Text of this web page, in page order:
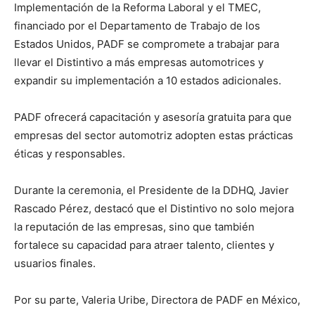
Implementación de la Reforma Laboral y el TMEC,
financiado por el Departamento de Trabajo de los
Estados Unidos, PADF se compromete a trabajar para
llevar el Distintivo a más empresas automotrices y
expandir su implementación a 10 estados adicionales.
PADF ofrecerá capacitación y asesoría gratuita para que
empresas del sector automotriz adopten estas prácticas
éticas y responsables.
Durante la ceremonia, el Presidente de la DDHQ, Javier
Rascado Pérez, destacó que el Distintivo no solo mejora
la reputación de las empresas, sino que también
fortalece su capacidad para atraer talento, clientes y
usuarios finales.
Por su parte, Valeria Uribe, Directora de PADF en México,